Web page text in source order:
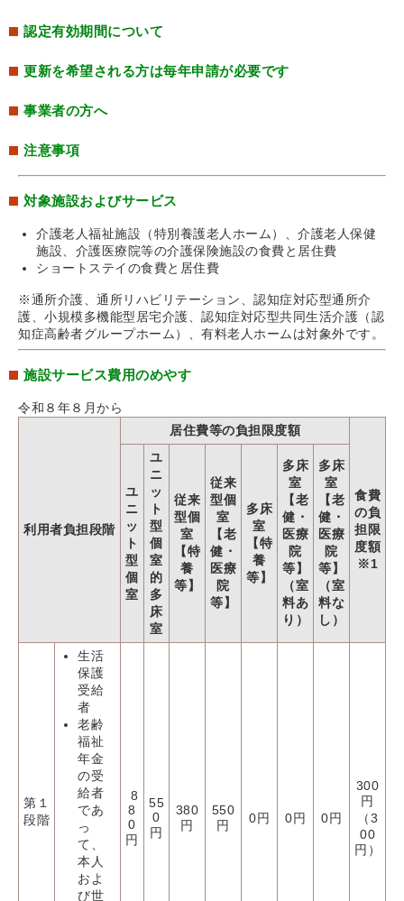
認定有効期間について
更新を希望される方は毎年申請が必要です
事業者の方へ
注意事項
対象施設およびサービス
介護老人福祉施設（特別養護老人ホーム）、介護老人保健
施設、介護医療院等の介護保険施設の食費と居住費
ショートステイの食費と居住費
※通所介護、通所リハビリテーション、認知症対応型通所介
護、小規模多機能型居宅介護、認知症対応型共同生活介護（認
知症高齢者グループホーム）、有料老人ホームは対象外です。
施設サービス費用のめやす
令和８年８月から
利用者負担段階
居住費等の負担限度額
食費
の負
担限
度額
※1
ユ
ニ
ッ
ト
型
個
室
ユ
ニ
ッ
ト
型
個
室
的
多
床
室
従来
型個
室
【特
養
等】
従来
型個
室
【老
健・
医療
院
等】
多床
室
【特
養
等】
多床
室
【老
健・
医療
院
等】
（室
料あ
り）
多床
室
【老
健・
医療
院
等】
（室
料な
し）
第１
段階
生活
保護
受給
者
老齢
福祉
年金
の受
給者
であ
っ
て、
本人
およ
び世
8
8
0
円
55
0
円
380
円
550
円
0円 0円 0円
300
円
（3
00
円）